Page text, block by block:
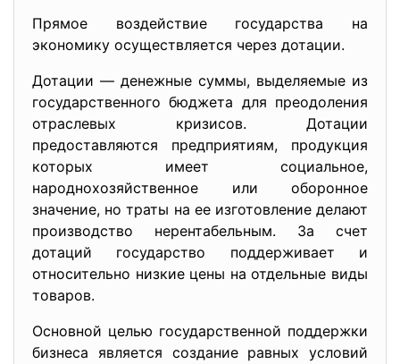
Прямое воздействие государства на
экономику осуществляется через дотации.
Дотации — денежные суммы, выделяемые из
государственного бюджета для преодоления
отраслевых кризисов. Дотации
предоставляются предприятиям, продукция
которых имеет социальное,
народнохозяйственное или оборонное
значение, но траты на ее изготовление делают
производство нерентабельным. За счет
дотаций государство поддерживает и
относительно низкие цены на отдельные виды
товаров.
Основной целью государственной поддержки
бизнеса является создание равных условий